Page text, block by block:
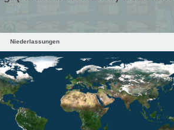
Niederlassungen